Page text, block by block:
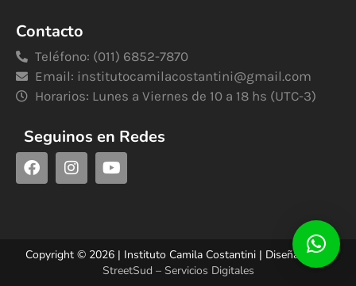
Contacto
Teléfono: (011) 6852-7870
Email: institutocamilacostantini@gmail.com
Horarios: Lunes a Viernes de 10 a 18 hs (UTC-3)
Seguinos en Redes
Copyright © 2026 | Instituto Camila Costantini | Diseñado por
StreetSud – Servicios Digitales